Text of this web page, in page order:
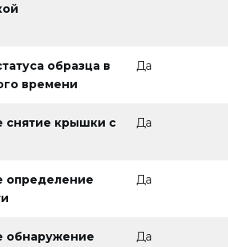
образца в
времени
Да
снятие крышки с
Да
определение
Да
обнаружение
Да